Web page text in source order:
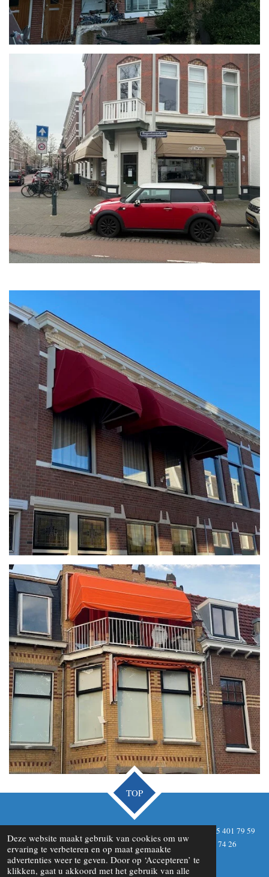
Deze website maakt gebruik van cookies om uw
ervaring te verbeteren en op maat gemaakte
advertenties weer te geven. Door op ‘Accepteren’ te
klikken, gaat u akkoord met het gebruik van alle
TOP
E-mailadres: info@markiezenspecialist.eu Hoofdkantoor: +31 85 401 79 59
Algemeen/planning: +31 6 57 31 62 82 Technisch: +31 6 57 24 74 26
Powered byJouwWeb